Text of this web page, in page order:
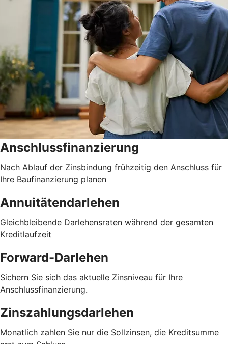
Anschlussfinanzierung
Nach Ablauf der Zinsbindung frühzeitig den Anschluss für
Ihre Baufinanzierung planen
Annuitätendarlehen
Gleichbleibende Darlehensraten während der gesamten
Kreditlaufzeit
Forward-Darlehen
Sichern Sie sich das aktuelle Zinsniveau für Ihre
Anschlussfinanzierung.
Zinszahlungsdarlehen
Monatlich zahlen Sie nur die Sollzinsen, die Kreditsumme